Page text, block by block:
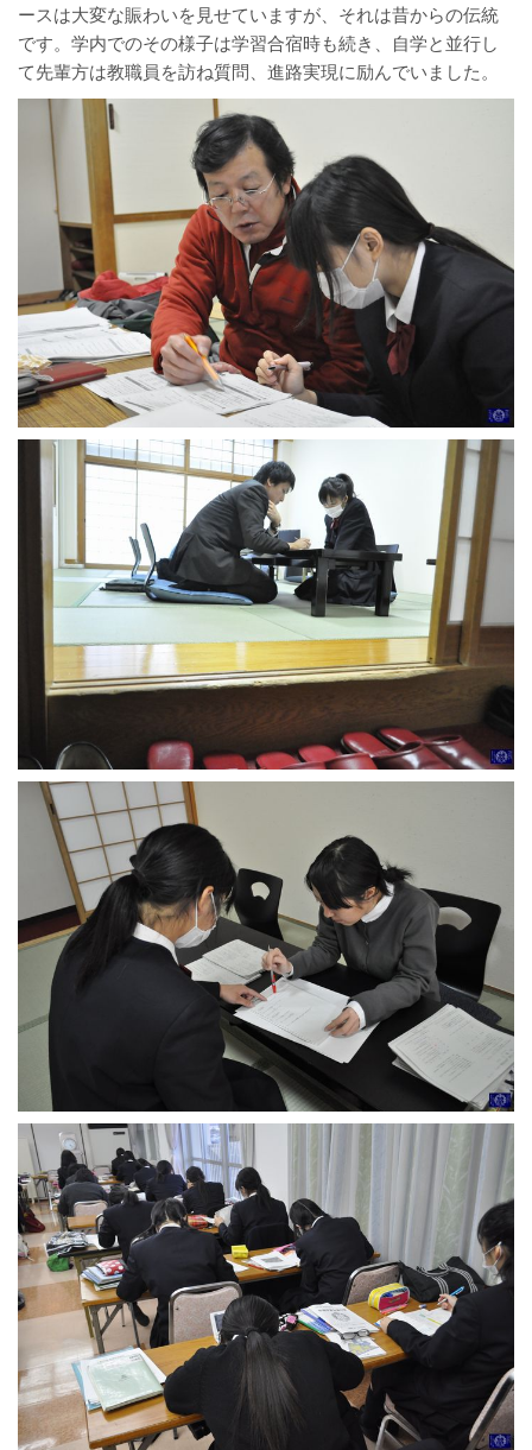
ースは大変な賑わいを見せていますが、それは昔からの伝統
です。学内でのその様子は学習合宿時も続き、自学と並行し
て先輩方は教職員を訪ね質問、進路実現に励んでいました。